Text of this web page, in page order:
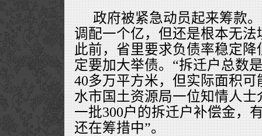
政府被紧急动员起来筹款
调配一个亿，但还是根本无法
此前，省里要求负债率稳定
定要加大举债。“拆迁户总数
40多万平方米，但实际面积可
水市国土资源局一位知情人
一批300户的拆迁户补偿金，
还在筹措中”。